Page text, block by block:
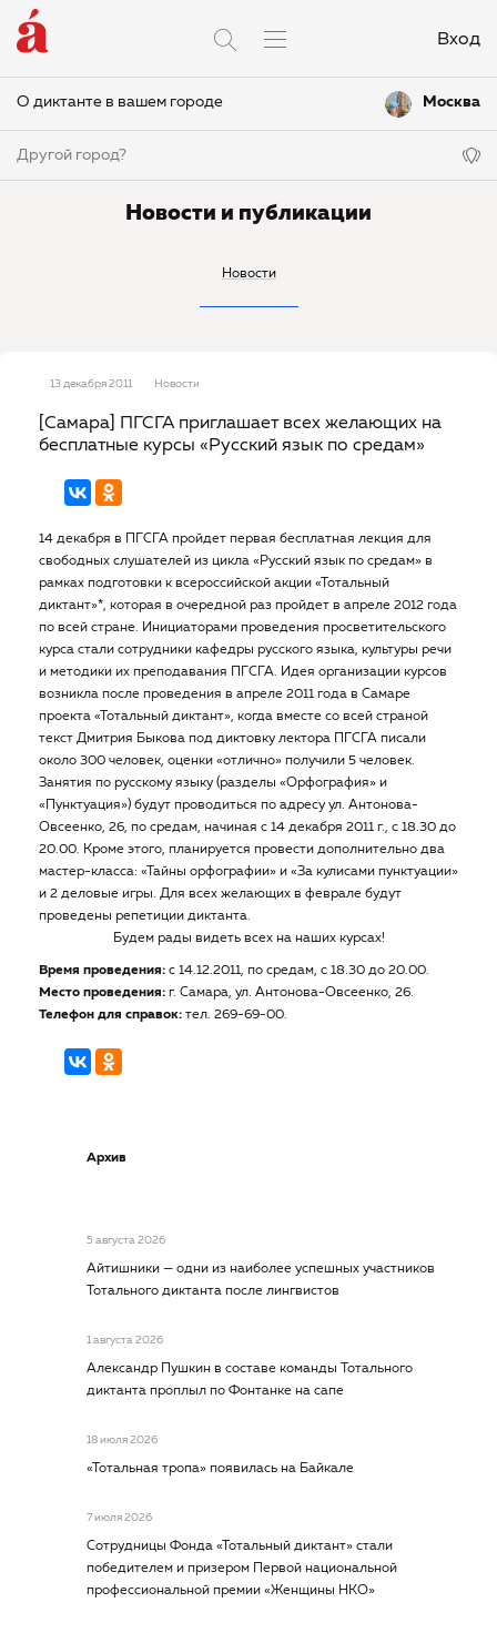
Вход
О диктанте в вашем городе Москва
Другой город?
Новости и публикации
Новости
13 декабря 2011 Новости
[Самара] ПГСГА приглашает всех желающих на
бесплатные курсы «Русский язык по средам»
14 декабря в ПГСГА пройдет первая бесплатная лекция для
свободных слушателей из цикла «Русский язык по средам» в
рамках подготовки к всероссийской акции «Тотальный
диктант»*, которая в очередной раз пройдет в апреле 2012 года
по всей стране. Инициаторами проведения просветительского
курса стали сотрудники кафедры русского языка, культуры речи
и методики их преподавания ПГСГА. Идея организации курсов
возникла после проведения в апреле 2011 года в Самаре
проекта «Тотальный диктант», когда вместе со всей страной
текст Дмитрия Быкова под диктовку лектора ПГСГА писали
около 300 человек, оценки «отлично» получили 5 человек.
Занятия по русскому языку (разделы «Орфография» и
«Пунктуация») будут проводиться по адресу ул. Антонова-
Овсеенко, 26, по средам, начиная с 14 декабря 2011 г., с 18.30 до
20.00. Кроме этого, планируется провести дополнительно два
мастер-класса: «Тайны орфографии» и «За кулисами пунктуации»
и 2 деловые игры. Для всех желающих в феврале будут
проведены репетиции диктанта.
Будем рады видеть всех на наших курсах!
Время проведения: с 14.12.2011, по средам, с 18.30 до 20.00.
Место проведения: г. Самара, ул. Антонова-Овсеенко, 26.
Телефон для справок: тел. 269-69-00.
Архив
5 августа 2026
Айтишники — одни из наиболее успешных участников
Тотального диктанта после лингвистов
1 августа 2026
Александр Пушкин в составе команды Тотального
диктанта проплыл по Фонтанке на сапе
18 июля 2026
«Тотальная тропа» появилась на Байкале
7 июля 2026
Сотрудницы Фонда «Тотальный диктант» стали
победителем и призером Первой национальной
профессиональной премии «Женщины НКО»